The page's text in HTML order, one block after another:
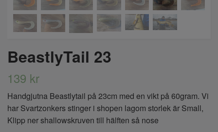
BeastlyTail 23
139 kr
Handgjutna Beastlytail på 23cm med en vikt på 60gram. Vi
har Svartzonkers stinger i shopen lagom storlek är Small,
Klipp ner shallowskruven till hälften så nose